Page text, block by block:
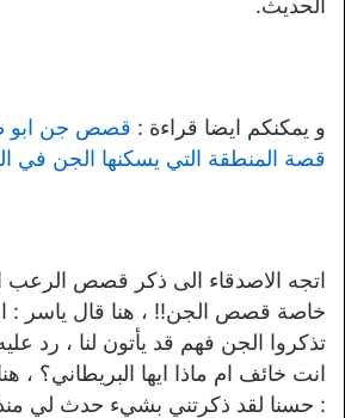
و يمكنكم ايضا قراءة : قصص جن ابو
قصة المنطقة التي يسكنها الجن في
اتجه الاصدقاء الى ذكر قصص الرعب
خاصة قصص الجن!! ، هنا قال ياسر :
تذكروا الجن فهم قد يأتون لنا ، رد
انت خائف ام ماذا ايها البريطاني؟ ،
: حسنا لقد ذكرتني بشيء حدث لي